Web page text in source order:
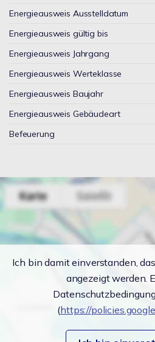
Energieausweis Ausstelldatum
Energieausweis gültig bis
Energieausweis Jahrgang
Energieausweis Werteklasse
Energieausweis Baujahr
Energieausweis Gebäudeart
Befeuerung
Ich bin damit einverstanden,
angezeigt werden.
(https://